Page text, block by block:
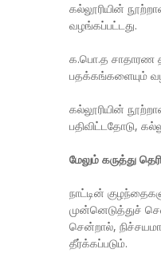
கல்லூரியின்
வழங்கப்பட்டது.
க.பொ.த சாதாரண
பதக்கங்களையும்
கல்லூரியின்
பதிவிட்டதோடு,
மேலும் கருத்து
நாட்டின்
முன்னெடுத்துச்
சென்றால்,
தீர்க்கப்படும்.